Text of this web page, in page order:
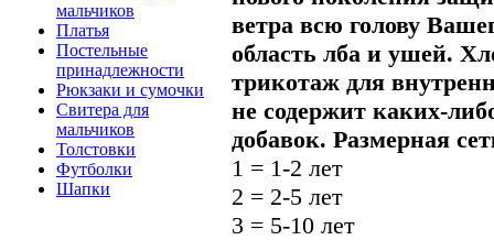
мальчиков
Платья
Постельные
принадлежности
Рюкзаки и сумочки
Свитера для
мальчиков
Толстовки
Футболки
Шапки
ветра всю голову
область лба и ушей.
трикотаж для
не содержит каких-
добавок. Размерная
1 = 1-2 лет
2 = 2-5 лет
3 = 5-10 лет